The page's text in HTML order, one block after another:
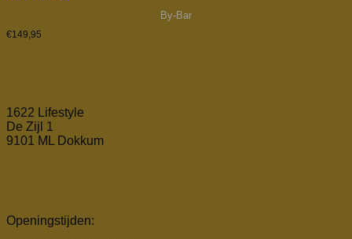
By-Bar
€149,95
1622 Lifestyle
De Zijl 1
9101 ML Dokkum
Openingstijden: